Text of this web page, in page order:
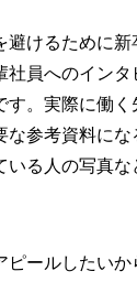
避けるために
社員へのインタ
す。実際に働
な参考資料に
いる人の写真
ピールしたい